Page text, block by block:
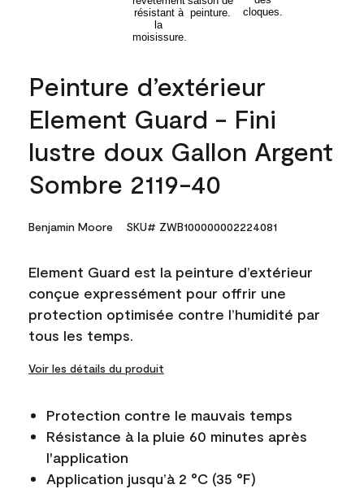
Peinture d’extérieur
Element Guard - Fini
lustre doux Gallon Argent
Sombre 2119-40
Benjamin Moore SKU# ZWB100000002224081
Element Guard est la peinture d’extérieur
conçue expressément pour offrir une
protection optimisée contre l’humidité par
tous les temps.
Voir les détails du produit
Protection contre le mauvais temps
Résistance à la pluie 60 minutes après
l'application
Application jusqu’à 2 °C (35 °F)